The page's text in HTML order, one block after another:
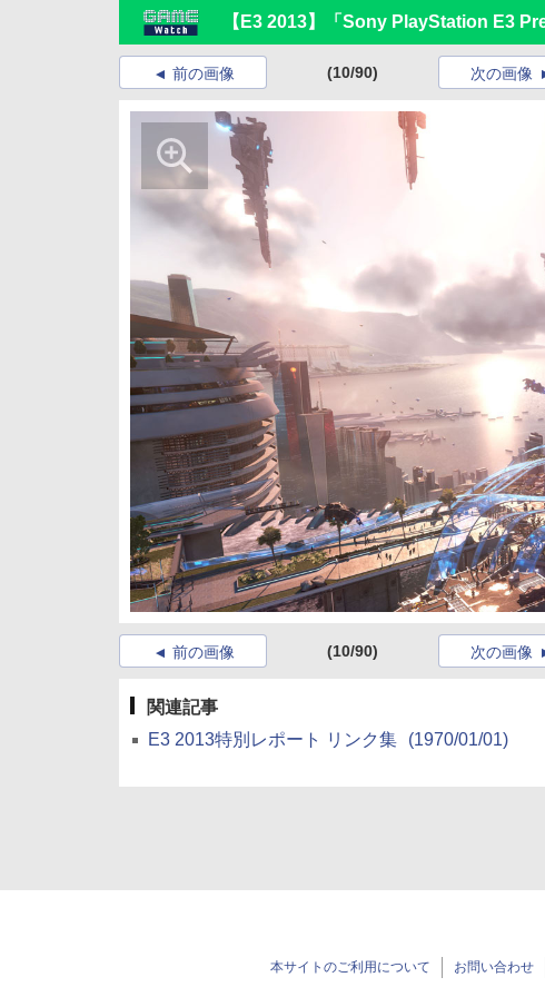
【E3 2013】「Sony PlayStation E3
前の画像 (10/90) 次の画像
前の画像 (10/90) 次の画像
関連記事
E3 2013特別レポート リンク集
(1970/01/01)
本サイトのご利用について お問い合わせ